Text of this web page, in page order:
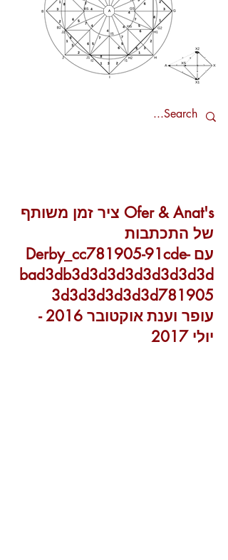
Ofer & Anat's ציר זמן משותף
של התכתבות
עם Derby_cc781905-91cde-
bad3db3d3d3d3d3d3d3d3d
3d3d3d3d3d3d781905
עופר וענת
אוקטובר 2016 -
יולי 2017